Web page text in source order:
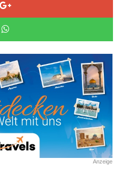
Anzeige